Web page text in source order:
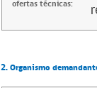
ofertas técnicas:
2. Organismo